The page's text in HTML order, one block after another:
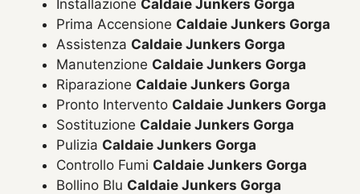
Installazione Caldaie Junkers Gorga
Prima Accensione Caldaie Junkers Gorga
Assistenza Caldaie Junkers Gorga
Manutenzione Caldaie Junkers Gorga
Riparazione Caldaie Junkers Gorga
Pronto Intervento Caldaie Junkers Gorga
Sostituzione Caldaie Junkers Gorga
Pulizia Caldaie Junkers Gorga
Controllo Fumi Caldaie Junkers Gorga
Bollino Blu Caldaie Junkers Gorga